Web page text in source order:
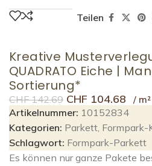
Teilen
Kreative
QUADRATO Eiche |
Sortierung*
CHF142.69 CHF 104.68
Artikelnummer: 10152834
Kategorien: Parkett,
Schlagwort: Formpark-Parkett
Es können nur ganze Pakete